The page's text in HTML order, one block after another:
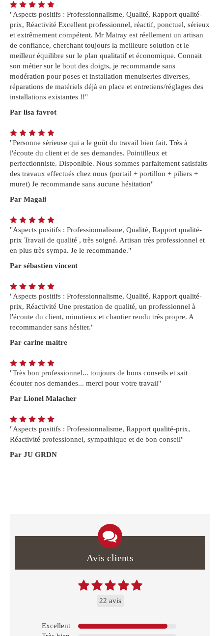
"Aspects positifs : Professionnalisme, Qualité, Rapport qualité-
prix, Réactivité Excellent professionnel, réactif, ponctuel, sérieux
et extrêmement compétent. Mr Matray est réellement un artisan
de confiance, cherchant toujours la meilleure solution et le
meilleur équilibre sur le plan qualitatif et économique. Connait
son métier sur le bout des doigts, je recommande sans
modération pour poses et installation menuiseries diverses,
réparations de matériels déjà en place et entretiens/réglages des
installations existantes !!"
Par lisa favrot
"Personne sérieuse qui a le goût du travail bien fait. Très à
l'écoute du client et de ses demandes. Pointilleux et
perfectionniste. Disponible. Nous sommes parfaitement satisfaits
des travaux effectués chez nous (portail + portillon + piliers +
muret) Je recommande sans aucune hésitation"
Par Magali
"Aspects positifs : Professionnalisme, Qualité, Rapport qualité-
prix Travail de qualité , très soigné. Artisan très professionnel et
en plus très sympa. Je le recommande."
Par sébastien vincent
"Aspects positifs : Professionnalisme, Qualité, Rapport qualité-
prix, Réactivité Une prestation de qualité, un professionnel à
l'écoute du client, minutieux et chantier rendu très propre. A
recommander sans hésiter."
Par carine maitre
"Très bon professionnel... toujours de bons conseils et sait
écouter nos demandes... merci pour votre travail"
Par Lionel Malacher
"Aspects positifs : Professionnalisme, Rapport qualité-prix,
Réactivité professionnel, sympathique et de bon conseil"
Par JU GRDN
Avis clients
22 avis
Excellent